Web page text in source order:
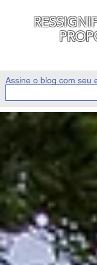
Assine o blog com seu